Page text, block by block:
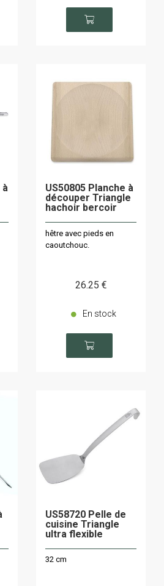
à
US50805 Planche à
découper Triangle
hachoir bercoir
hêtre avec pieds en
caoutchouc.
26.25 €
En stock
US58720 Pelle de
cuisine Triangle
ultra flexible
32 cm